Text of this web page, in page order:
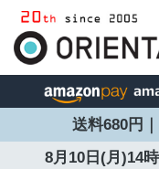
送料680円
8月10日(月)14